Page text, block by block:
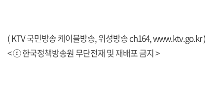
( KTV 국민방송 케이블방송, 위성방송 ch164,www.ktv.go.kr)
< ⓒ 한국정책방송원 무단전재 및 재배포 금지 >